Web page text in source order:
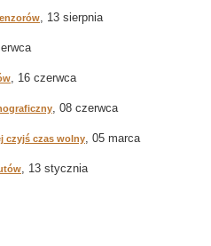
, 13 sierpnia
, 16 czerwca
, 08 czerwca
czyjś czas wolny, 05 marca
, 13 stycznia